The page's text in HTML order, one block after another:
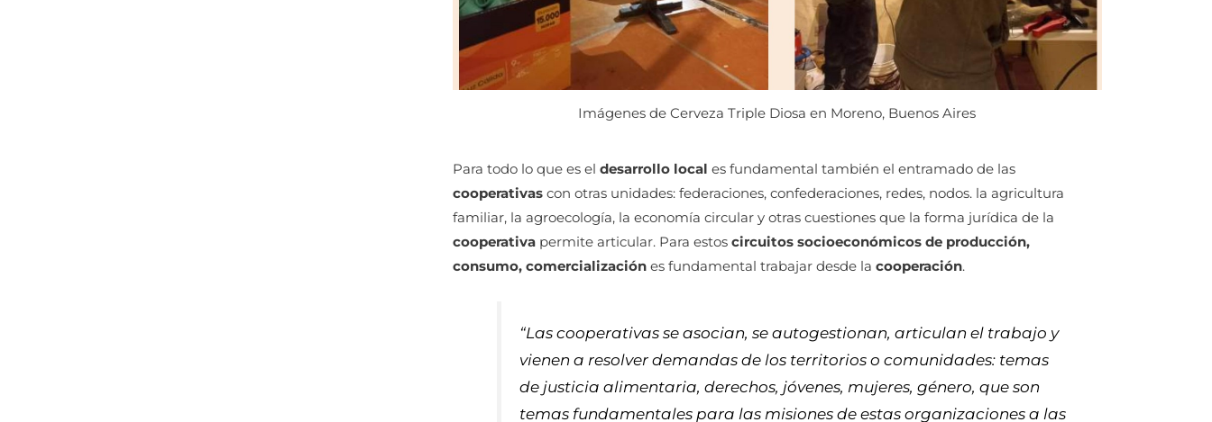
Imágenes de Cerveza Triple Diosa en Moreno, Buenos Aires
Para todo lo que es el desarrollo local es fundamental también el entramado de las
cooperativascon otras unidades: federaciones, confederaciones, redes, nodos. la agricultura
familiar, la agroecología, la economía circular y otras cuestiones que la forma jurídica de la
cooperativapermite articular. Para estos circuitos socioeconómicos de producción,
consumo, comercializaciónes fundamental trabajar desde la cooperación.
“Las cooperativas se asocian, se autogestionan, articulan el trabajo y
vienen a resolver demandas de los territorios o comunidades: temas
de justicia alimentaria, derechos, jóvenes, mujeres, género, que son
temas fundamentales para las misiones de estas organizaciones a las